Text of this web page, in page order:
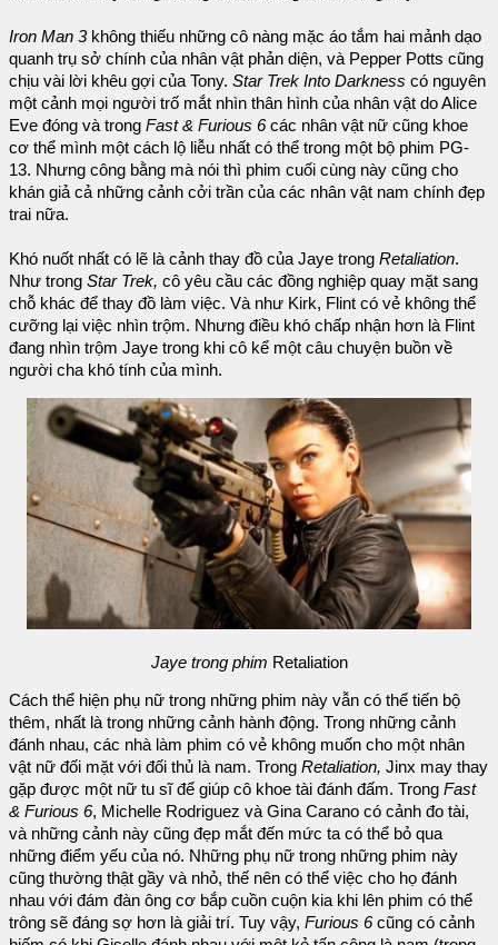
Iron Man 3không thiếu những cô nàng mặc áo tắm hai mảnh dạo
quanh trụ sở chính của nhân vật phản diện, và Pepper Potts cũng
chịu vài lời khêu gợi của Tony. Star Trek Into Darkness có nguyên
một cảnh mọi người trố mắt nhìn thân hình của nhân vật do Alice
Eve đóng và trong Fast & Furious 6các nhân vật nữ cũng khoe
cơ thể mình một cách lộ liễu nhất có thể trong một bộ phim PG-
13. Nhưng công bằng mà nói thì phim cuối cùng này cũng cho
khán giả cả những cảnh cởi trần của các nhân vật nam chính đẹp
trai nữa.
Khó nuốt nhất có lẽ là cảnh thay đồ của Jaye trong Retaliation.
Như trong Star Trek, cô yêu cầu các đồng nghiệp quay mặt sang
chỗ khác để thay đồ làm việc. Và như Kirk, Flint có vẻ không thể
cưỡng lại việc nhìn trộm. Nhưng điều khó chấp nhận hơn là Flint
đang nhìn trộm Jaye trong khi cô kể một câu chuyện buồn về
người cha khó tính của mình.
Jaye trong phim Retaliation
Cách thể hiện phụ nữ trong những phim này vẫn có thể tiến bộ
thêm, nhất là trong những cảnh hành động. Trong những cảnh
đánh nhau, các nhà làm phim có vẻ không muốn cho một nhân
vật nữ đối mặt với đối thủ là nam. Trong Retaliation, Jinx may thay
gặp được một nữ tu sĩ để giúp cô khoe tài đánh đấm. Trong Fast
& Furious 6, Michelle Rodriguez và Gina Carano có cảnh đo tài,
và những cảnh này cũng đẹp mắt đến mức ta có thể bỏ qua
những điểm yếu của nó. Những phụ nữ trong những phim này
cũng thường thật gầy và nhỏ, thế nên có thể việc cho họ đánh
nhau với đám đàn ông cơ bắp cuồn cuộn kia khi lên phim có thể
trông sẽ đáng sợ hơn là giải trí. Tuy vậy, Furious 6cũng có cảnh